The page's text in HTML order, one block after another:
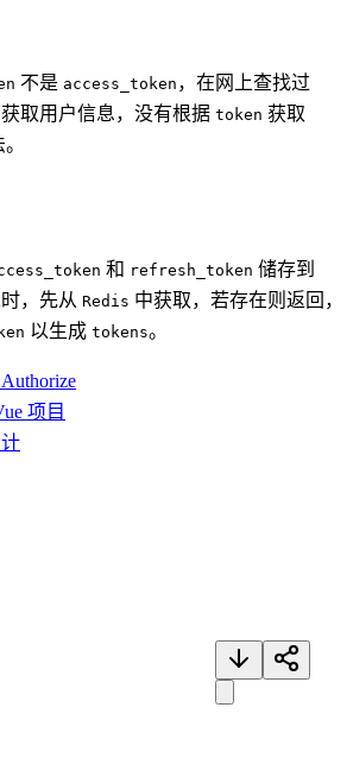
不是 access_token ，在网上查找过
获取用户信息，没有根据 token 获取
和 refresh_token 储存到
，先从 Redis 中获取，若存在则返回，
以生成 tokens。
项目